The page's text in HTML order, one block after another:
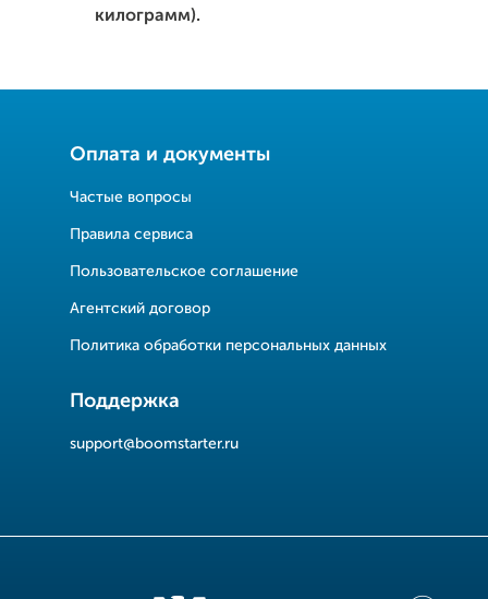
килограмм).
Оплата и документы
Частые вопросы
Правила сервиса
Пользовательское соглашение
Агентский договор
Политика обработки персональных данных
Поддержка
support@boomstarter.ru